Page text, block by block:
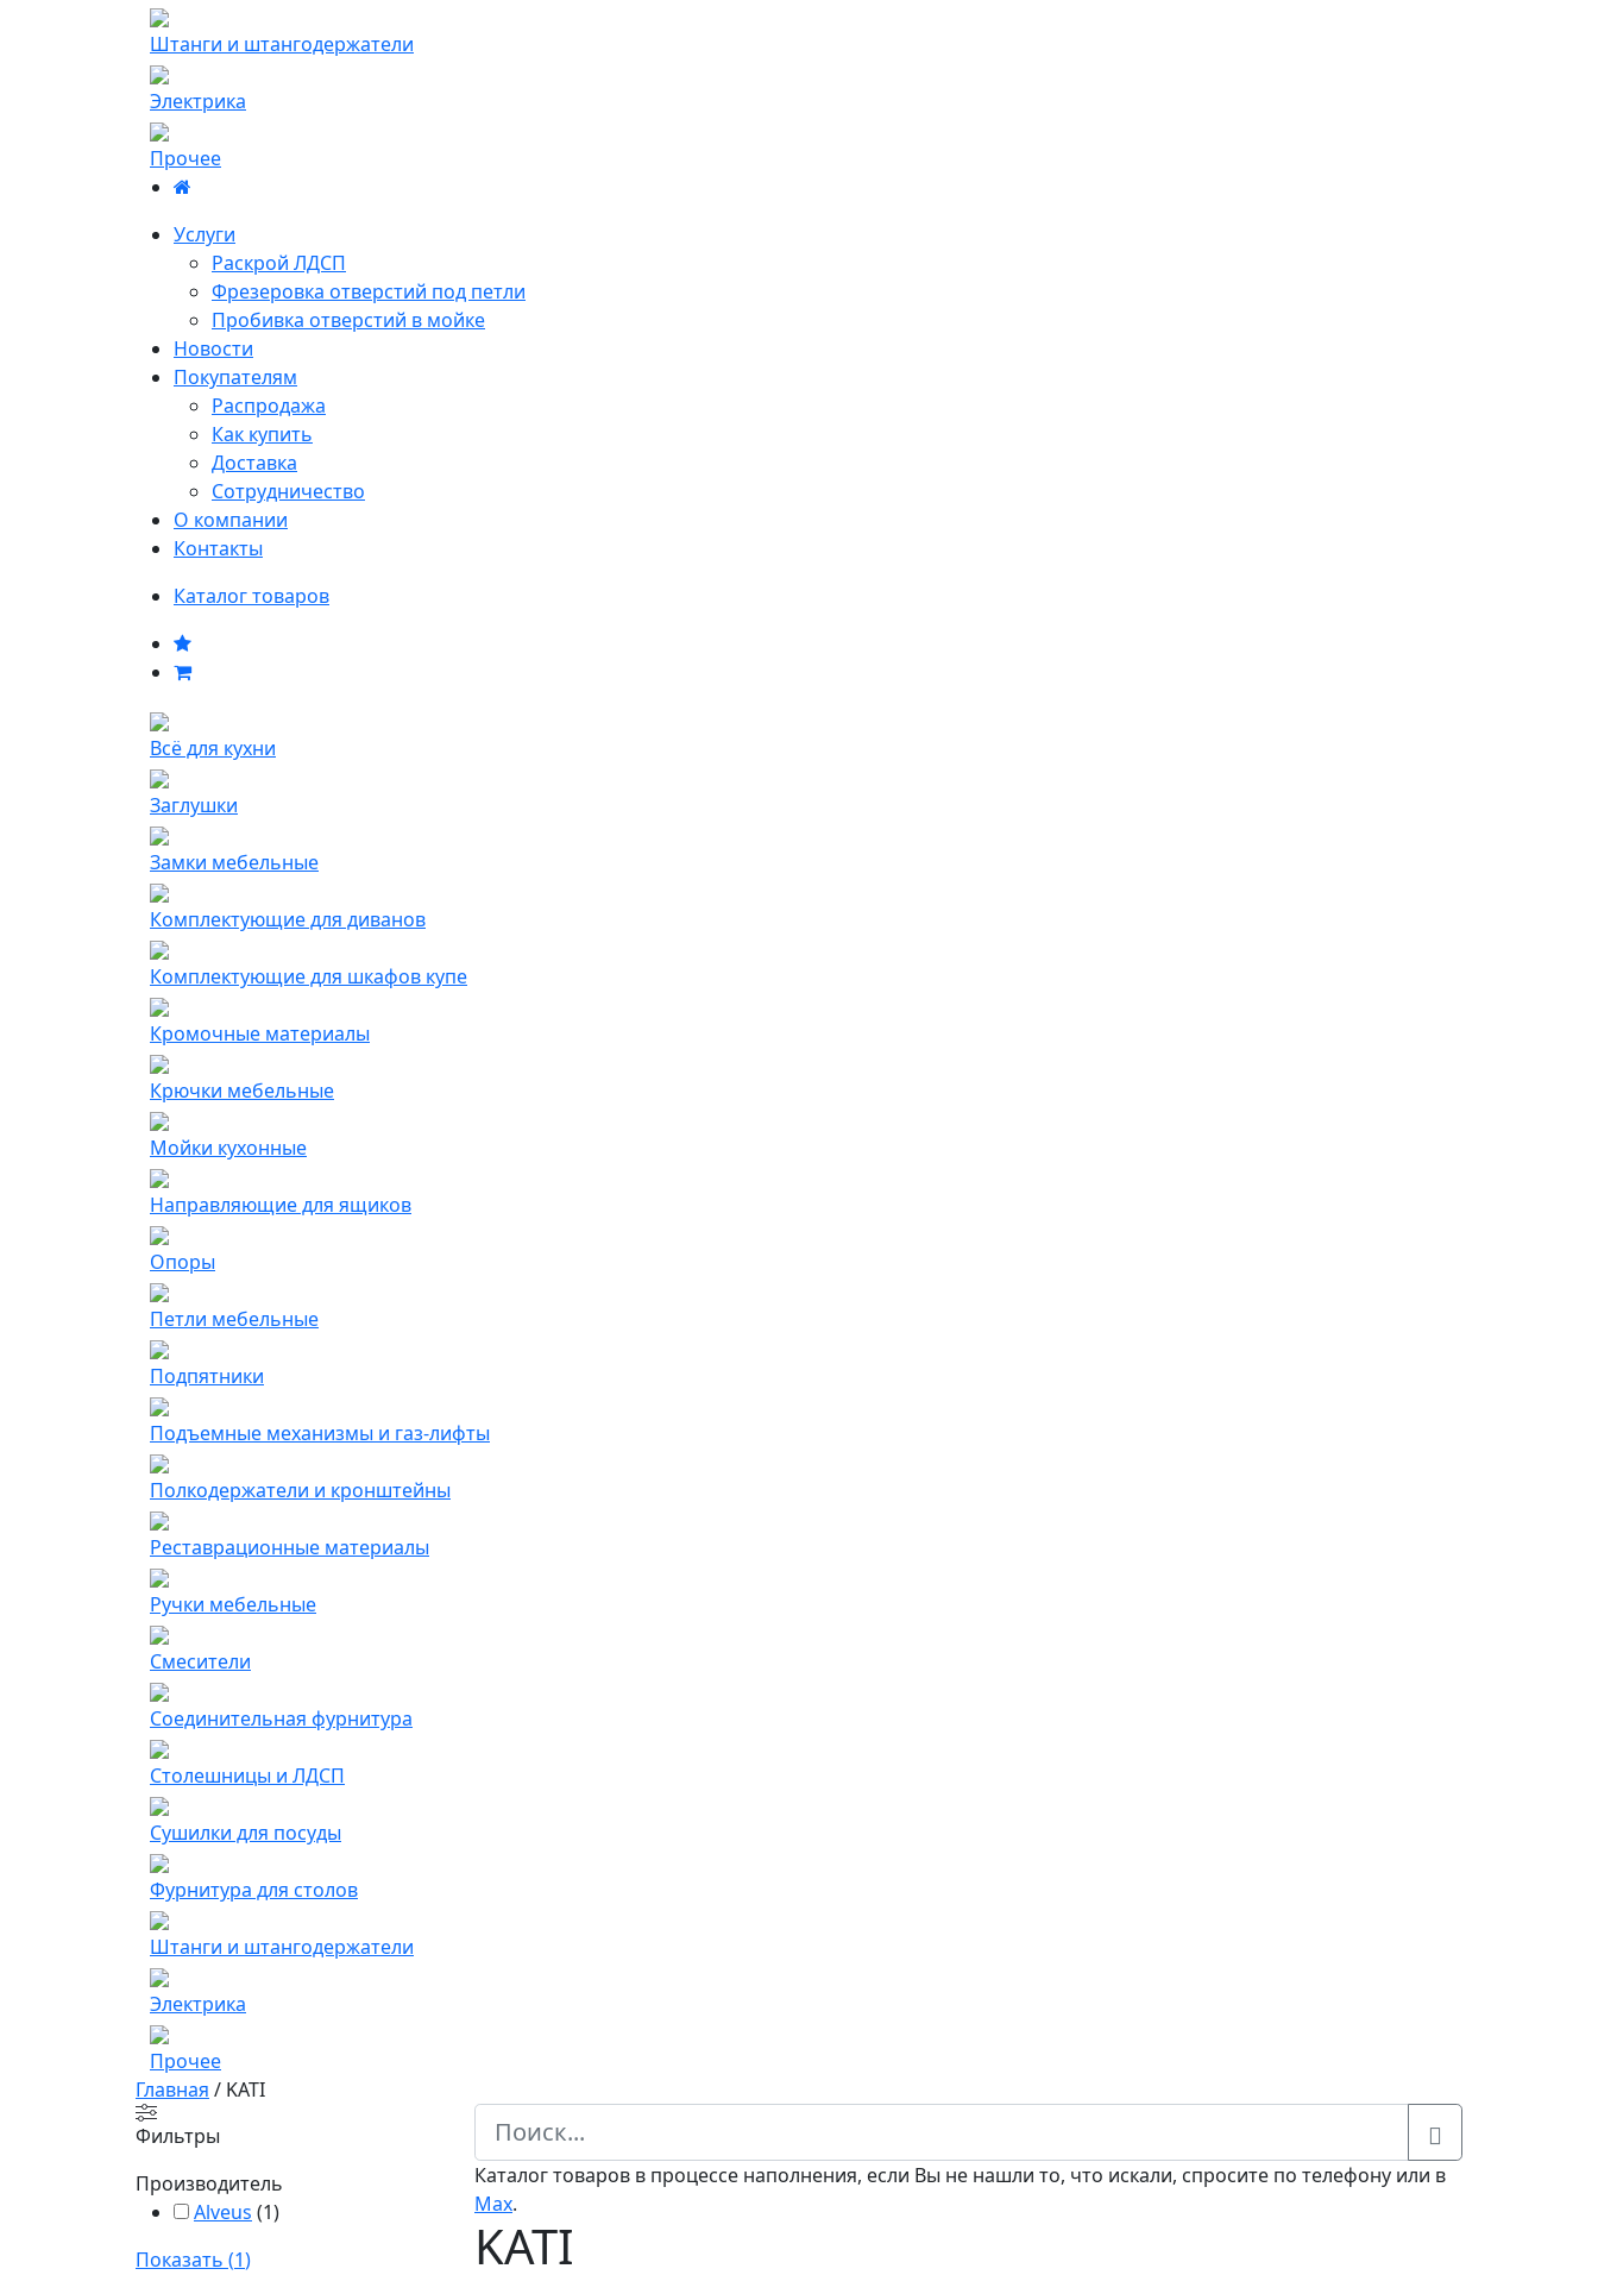
Штанги и штангодержатели
Электрика
Прочее
Услуги
Раскрой ЛДСП
Фрезеровка отверстий под петли
Пробивка отверстий в мойке
Новости
Покупателям
Распродажа
Как купить
Доставка
Сотрудничество
О компании
Контакты
Каталог товаров
Всё для кухни
Заглушки
Замки мебельные
Комплектующие для диванов
Комплектующие для шкафов купе
Кромочные материалы
Крючки мебельные
Мойки кухонные
Направляющие для ящиков
Опоры
Петли мебельные
Подпятники
Подъемные механизмы и газ-лифты
Полкодержатели и кронштейны
Реставрационные материалы
Ручки мебельные
Смесители
Соединительная фурнитура
Столешницы и ЛДСП
Сушилки для посуды
Фурнитура для столов
Штанги и штангодержатели
Электрика
Прочее
Главная / KATI
Фильтры
Производитель
Alveus (1)
Показать (1)
Каталог товаров в процессе наполнения, если Вы не нашли то, что искали, спросите по телефону или в
Мах.
KATI